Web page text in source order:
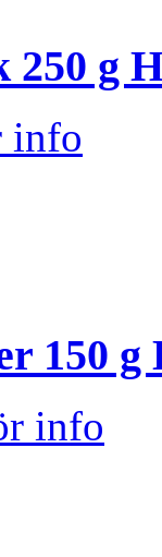
250 g
info
150 g
info